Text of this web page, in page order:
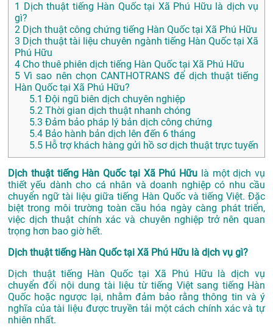
1
Dịch thuật tiếng Hàn Quốc tại Xã Phú Hữu là dịch vụ
gì?
2 Dịch thuật công chứng tiếng Hàn Quốc tại Xã Phú Hữu
3 Dịch thuật tài liệu chuyên ngành tiếng Hàn Quốc tại Xã
Phú Hữu
4 Cho thuê phiên dịch tiếng Hàn Quốc tại Xã Phú Hữu
5 Vì sao nên chọn CANTHOTRANS để dịch thuật tiếng
Hàn Quốc tại Xã Phú Hữu?
5.1 Đội ngũ biên dịch chuyên nghiệp
5.2 Thời gian dịch thuật nhanh chóng
5.3 Đảm bảo pháp lý bản dịch công chứng
5.4 Bảo hành bản dịch lên đến 6 tháng
5.5 Hỗ trợ khách hàng gửi hồ sơ dịch thuật trực tuyến
Dịch thuật tiếng Hàn Quốc tại Xã Phú Hữu là một dịch vụ
thiết yếu dành cho cá nhân và doanh nghiệp có nhu cầu
chuyển ngữ tài liệu giữa tiếng Hàn Quốc và tiếng Việt. Đặc
biệt trong môi trường toàn cầu hóa ngày càng phát triển,
việc dịch thuật chính xác và chuyên nghiệp trở nên quan
trọng hơn bao giờ hết.
Dịch thuật tiếng Hàn Quốc tại Xã Phú Hữu là dịch vụ gì?
Dịch thuật tiếng Hàn Quốc tại Xã Phú Hữu là dịch vụ
chuyển đổi nội dung tài liệu từ tiếng Việt sang tiếng Hàn
Quốc hoặc ngược lại, nhằm đảm bảo rằng thông tin và ý
nghĩa của tài liệu được truyền tải một cách chính xác và tự
nhiên nhất.